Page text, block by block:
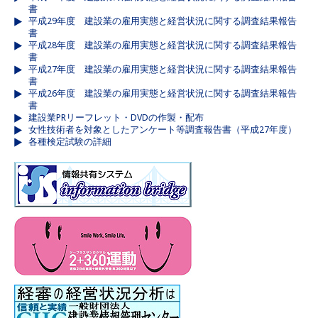
書
平成29年度 建設業の雇用実態と経営状況に関する調査結果報告
書
平成28年度 建設業の雇用実態と経営状況に関する調査結果報告
書
平成27年度 建設業の雇用実態と経営状況に関する調査結果報告
書
平成26年度 建設業の雇用実態と経営状況に関する調査結果報告
書
建設業PRリーフレット・DVDの作製・配布
女性技術者を対象としたアンケート等調査報告書（平成27年度）
各種検定試験の詳細